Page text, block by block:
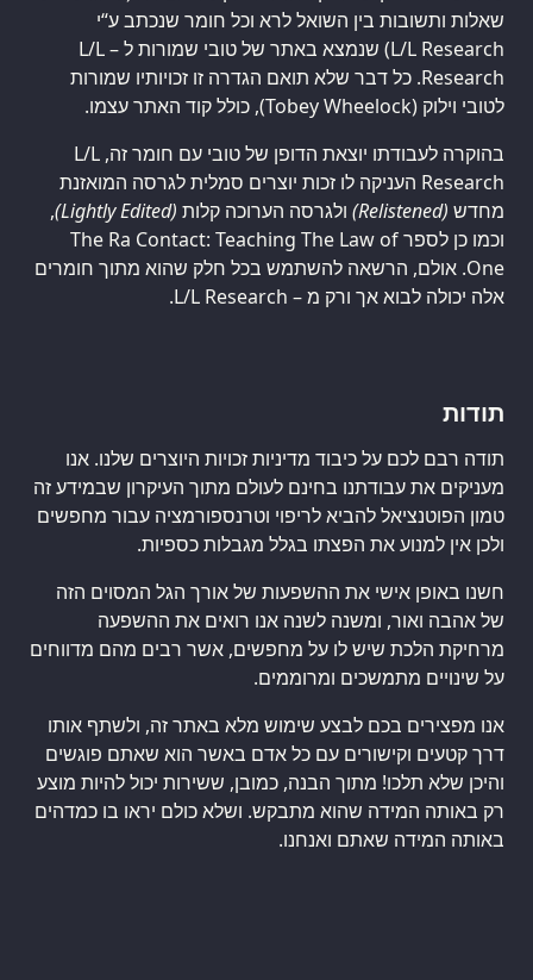
L/L Research) שנמצא באתר של טובי שמורות ל – L/L
Research. כל דבר שלא תואם הגדרה זו זכויותיו שמורות
לטובי וילוק (Tobey Wheelock), כולל קוד האתר עצמו.
בהוקרה לעבודתו יוצאת הדופן של טובי עם חומר זה, L/L
Research העניקה לו זכות יוצרים סמלית לגרסה המואזנת
מחדש (Relistened) ולגרסה הערוכה קלות (Lightly Edited)
,
וכמו כן לספר The Ra Contact: Teaching The Law of
One. אולם, הרשאה להשתמש בכל חלק שהוא מתוך חומרים
אלה יכולה לבוא אך ורק מ – L/L Research.
תודות
תודה רבם לכם על כיבוד מדיניות זכויות היוצרים שלנו. אנו
מעניקים את עבודתנו בחינם לעולם מתוך העיקרון שבמידע זה
טמון הפוטנציאל להביא לריפוי וטרנספורמציה עבור מחפשים
ולכן אין למנוע את הפצתו בגלל מגבלות כספיות.
חשנו באופן אישי את ההשפעות של אורך הגל המסוים הזה
של אהבה ואור, ומשנה לשנה אנו רואים את ההשפעה
מרחיקת הלכת שיש לו על מחפשים, אשר רבים מהם מדווחים
על שינויים מתמשכים ומרוממים.
אנו מפצירים בכם לבצע שימוש מלא באתר זה, ולשתף אותו
דרך קטעים וקישורים עם כל אדם באשר הוא שאתם פוגשים
והיכן שלא תלכו! מתוך הבנה, כמובן, ששירות יכול להיות מוצע
רק באותה המידה שהוא מתבקש. ושלא כולם יראו בו כמדהים
באותה המידה שאתם ואנחנו.